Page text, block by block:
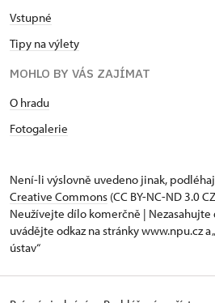
Vstupné
Tipy na výlety
MOHLO BY VÁS ZAJÍMAT
O hradu
Fotogalerie
Není-li výslovně uvedeno jinak,
Creative Commons (CC BY-NC-ND 3.0
Neužívejte dílo komerčně | Nezasahujte
uvádějte odkaz na stránky www.npu.cz
ústav“